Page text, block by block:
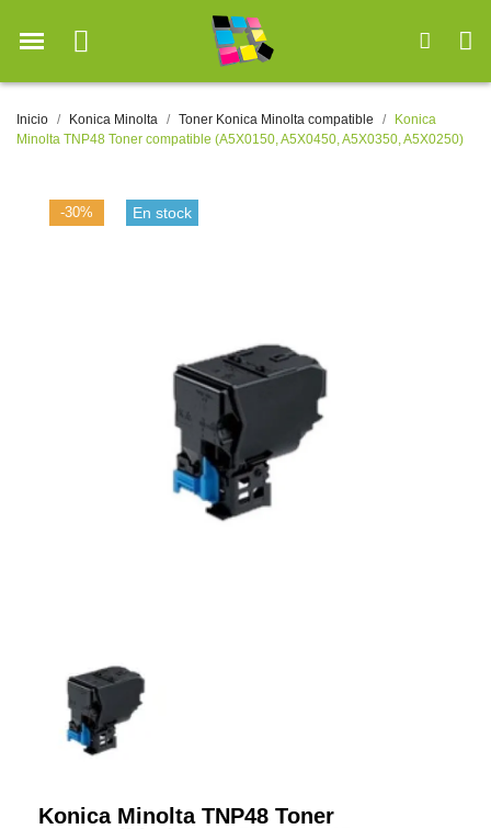
Inicio Konica Minolta Toner Konica Minolta compatible
Konica
Minolta TNP48 Toner compatible (A5X0150, A5X0450, A5X0350, A5X0250)
-30% En stock
Konica Minolta TNP48 Toner